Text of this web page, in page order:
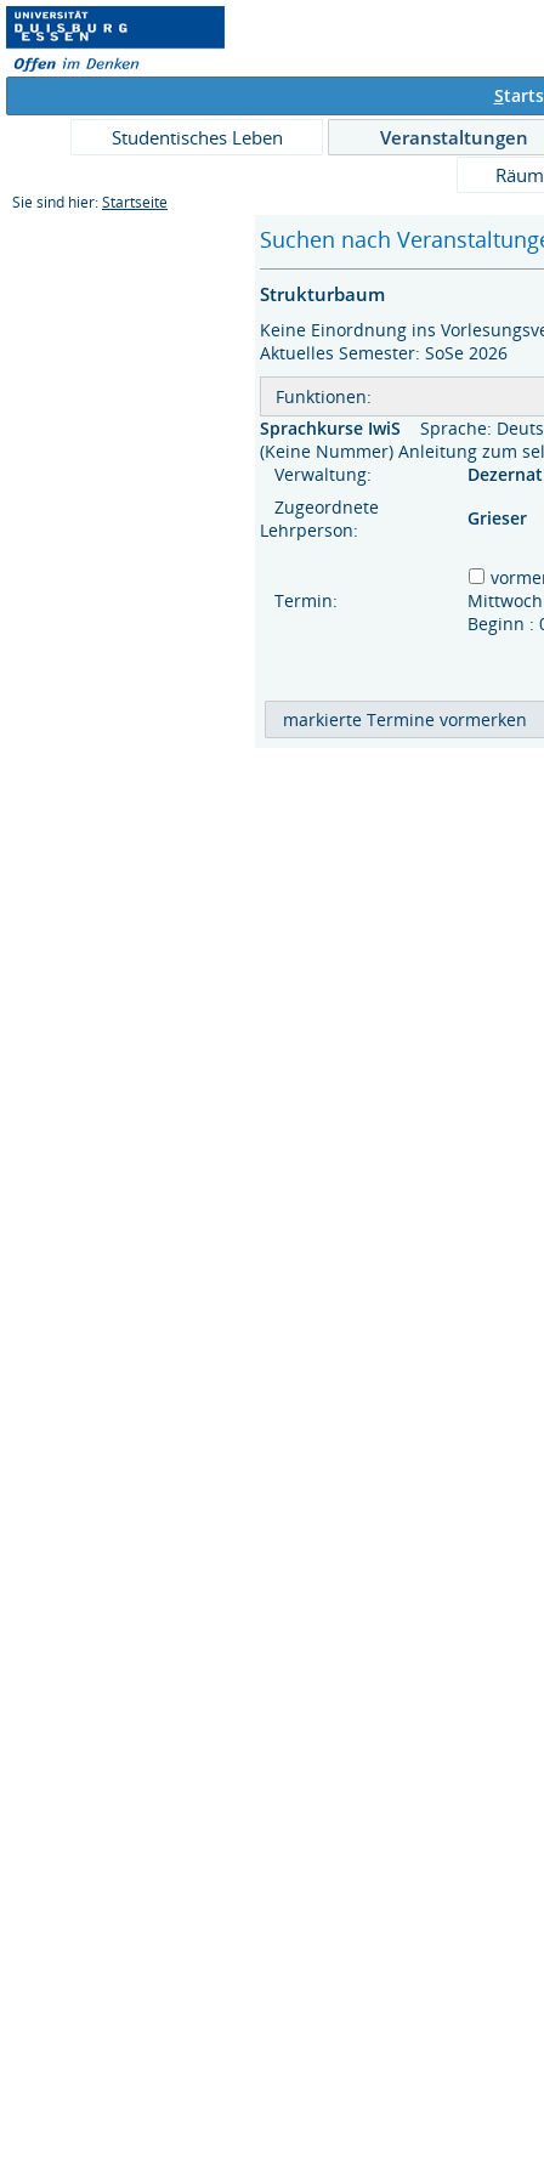
S
Studentisches Leben
Veranstaltungen
Sie sind hier: Startseite
Suchen nach
Strukturbaum
Keine Einordnung ins
Aktuelles Semester: SoSe 2026
Funktionen:
Sprachkurse IwiS
Sprache:
(Keine Nummer) Anleitung
Verwaltung:
Zugeordnete
Lehrperson:
Grieser
Termin:
Beginn :